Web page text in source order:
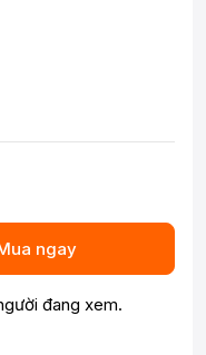
ngay
đang xem.